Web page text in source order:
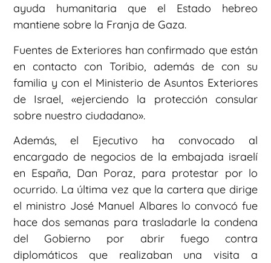
ayuda humanitaria que el Estado hebreo
mantiene sobre la Franja de Gaza.
Fuentes de Exteriores han confirmado que están
en contacto con Toribio, además de con su
familia y con el Ministerio de Asuntos Exteriores
de Israel, «ejerciendo la protección consular
sobre nuestro ciudadano».
Además, el Ejecutivo ha convocado al
encargado de negocios de la embajada israelí
en España, Dan Poraz, para protestar por lo
ocurrido. La última vez que la cartera que dirige
el ministro José Manuel Albares lo convocó fue
hace dos semanas para trasladarle la condena
del Gobierno por abrir fuego contra
diplomáticos que realizaban una visita a